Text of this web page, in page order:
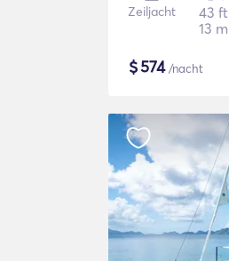
Zeiljacht
43 ft
13 m
$574/nacht